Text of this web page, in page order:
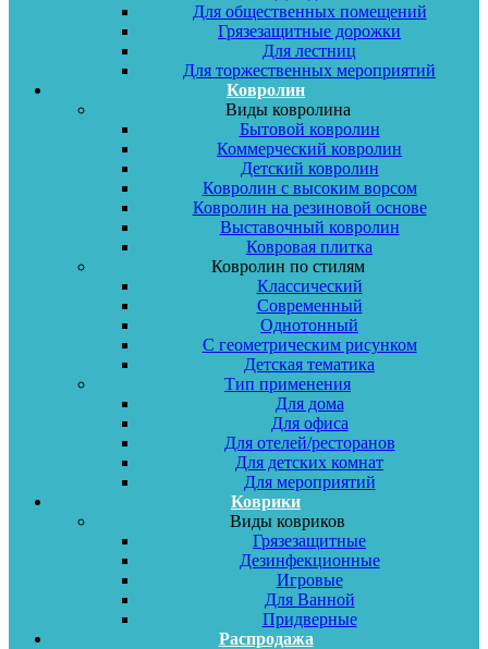
Для общественных помещений
Грязезащитные дорожки
Для лестниц
Для торжественных мероприятий
Ковролин
Виды ковролина
Бытовой ковролин
Коммерческий ковролин
Детский ковролин
Ковролин с высоким ворсом
Ковролин на резиновой основе
Выставочный ковролин
Ковровая плитка
Ковролин по стилям
Классический
Современный
Однотонный
С геометрическим рисунком
Детская тематика
Тип применения
Для дома
Для офиса
Для отелей/ресторанов
Для детских комнат
Для мероприятий
Коврики
Виды ковриков
Грязезащитные
Дезинфекционные
Игровые
Для Ванной
Придверные
Распродажа